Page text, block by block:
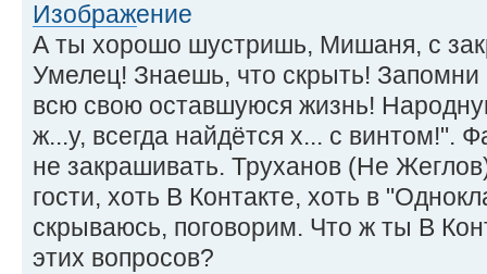
А ты хорошо шустришь, Мишаня, с
Умелец! Знаешь, что скрыть!
всю свою оставшуюся жизнь!
ж...у, всегда найдётся х... с винтом!".
не закрашивать. Труханов (Не
гости, хоть В Контакте, хоть в
скрываюсь, поговорим. Что ж ты В
этих вопросов?